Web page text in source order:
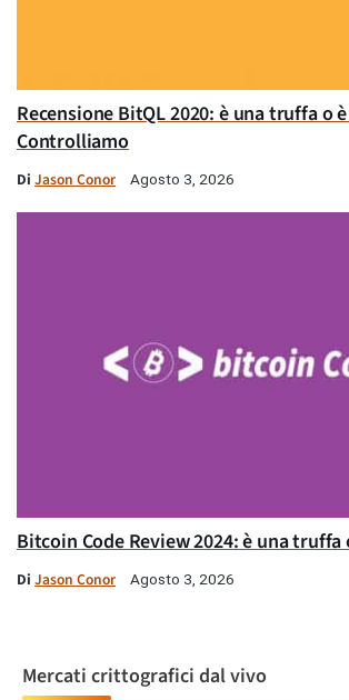
Recensione BitQL 2020: è una truffa o
Controlliamo
Di Jason Conor Agosto 3, 2026
Bitcoin Code Review 2024: è una
Di Jason Conor Agosto 3, 2026
Mercati crittografici dal vivo